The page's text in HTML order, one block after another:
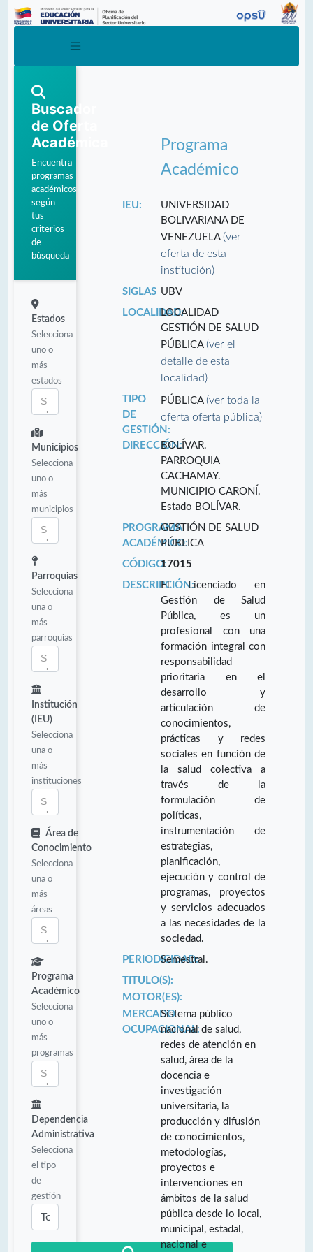
Buscador
de Oferta
Académica
Encuentra
programas
académicos
según
tus
criterios
de
búsqueda
Estados
Selecciona
uno o
más
estados
Municipios
Selecciona
uno o
más
municipios
Parroquias
Selecciona
una o
más
parroquias
Institución
(IEU)
Selecciona
una o
más
instituciones
Área de
Conocimiento
Selecciona
una o
más
áreas
Programa
Académico
Selecciona
uno o
más
programas
Dependencia
Administrativa
Selecciona
el tipo
de
gestión
Programa
Académico
IEU:
UNIVERSIDAD
BOLIVARIANA DE
VENEZUELA(ver
oferta de esta
institución)
SIGLAS UBV
LOCALIDAD:LOCALIDAD
GESTIÓN DE SALUD
PÚBLICA(ver el
detalle de esta
localidad)
TIPO
DE
GESTIÓN:
PÚBLICA(ver toda la
oferta oferta pública)
DIRECCIÓN:BOLÍVAR.
PARROQUIA
CACHAMAY.
MUNICIPIO CARONÍ.
Estado BOLÍVAR.
PROGRAMA
ACADÉMICO:
GESTIÓN DE SALUD
PÚBLICA
CÓDIGO:17015
DESCRIPCIÓN:El Licenciado en
Gestión de Salud
Pública, es un
profesional con una
formación integral con
responsabilidad
prioritaria en el
desarrollo y
articulación de
conocimientos,
prácticas y redes
sociales en función de
la salud colectiva a
través de la
formulación de
políticas,
instrumentación de
estrategias,
planificación,
ejecución y control de
programas, proyectos
y servicios adecuados
a las necesidades de la
sociedad.
PERIODICIDAD:
Semestral.
TITULO(S):
MOTOR(ES):
MERCADO
OCUPACIONAL:
Sistema público
nacional de salud,
redes de atención en
salud, área de la
docencia e
investigación
universitaria, la
producción y difusión
de conocimientos,
metodologías,
proyectos e
intervenciones en
ámbitos de la salud
pública desde lo local,
municipal, estadal,
nacional e